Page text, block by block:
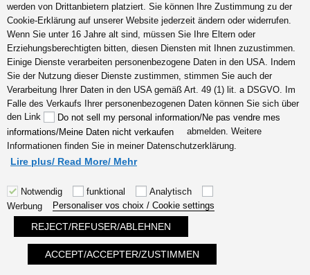
Deutscher Expatriate Leben
und Arbeiten in Frankreich
Hochsensible Eltern Mutter
ImpressumI
DatenschutzerklärungI
Cookie-RichtlinieIAGB 1:1
Coaching services &
Coaching ProgrammeIAGB
accessoriesI KontaktI ©
2013-2025 Julia Noyel
Copyright. Alle Rechte
vorbehalten.
Photos:
werden von Drittanbietern platziert. Sie können Ihre Zustimmung zu der
Cookie-Erklärung auf unserer Website jederzeit ändern oder widerrufen.
Wenn Sie unter 16 Jahre alt sind, müssen Sie Ihre Eltern oder
Erziehungsberechtigten bitten, diesen Diensten mit Ihnen zuzustimmen.
Einige Dienste verarbeiten personenbezogene Daten in den USA. Indem
Sie der Nutzung dieser Dienste zustimmen, stimmen Sie auch der
Verarbeitung Ihrer Daten in den USA gemäß Art. 49 (1) lit. a DSGVO. Im
Falle des Verkaufs Ihrer personenbezogenen Daten können Sie sich über
den Link
Do not sell my personal information/Ne pas vendre mes
informations/Meine Daten nicht verkaufen
abmelden. Weitere
Informationen finden Sie in meiner Datenschutzerklärung.
Lire plus/ Read More/ Mehr
Notwendig funktional
Analytisch
Werbung
Personaliser vos choix / Cookie settings
REJECT/REFUSER/ABLEHNEN
ACCEPT/ACCEPTER/ZUSTIMMEN